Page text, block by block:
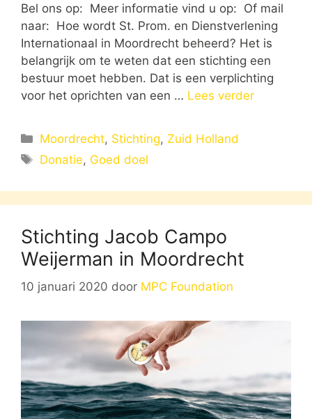
Bel ons op: Meer informatie vind u op: Of mail
naar: Hoe wordt St. Prom. en Dienstverlening
Internationaal in Moordrecht beheerd? Het is
belangrijk om te weten dat een stichting een
bestuur moet hebben. Dat is een verplichting
voor het oprichten van een … Lees verder
Categorieën
Moordrecht, Stichting, Zuid Holland
Tags
Donatie, Goed doel
Stichting Jacob Campo
Weijerman in Moordrecht
10 januari 2020 door MPC Foundation